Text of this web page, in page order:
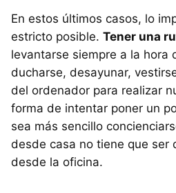
En estos últimos casos, lo
estricto posible. Tener una
levantarse siempre a la hora
ducharse, desayunar,
del ordenador para realizar
forma de intentar poner un
sea más sencillo
desde casa no tiene que ser
desde la oficina.